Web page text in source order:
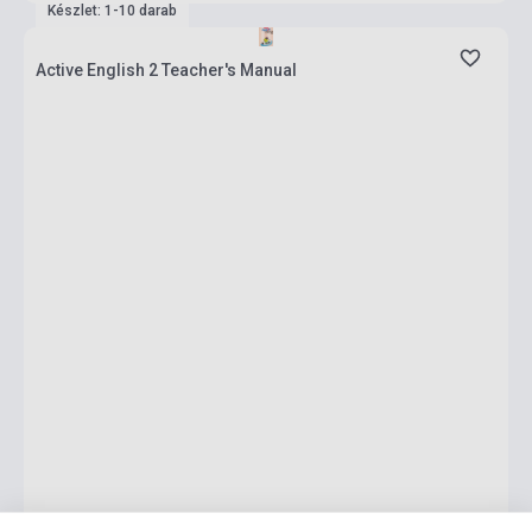
Készlet: 1-10 darab
Active English 2 Teacher's Manual